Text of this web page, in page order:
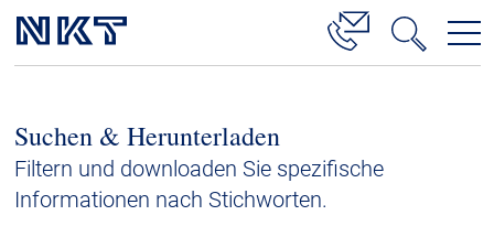
Hochspannung
Kabelservice
Suchen & Herunterladen
Filtern und downloaden Sie spezifische
Informationen nach Stichworten.